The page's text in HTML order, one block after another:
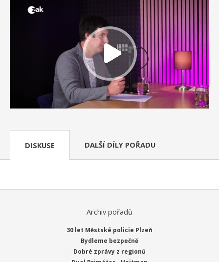
DISKUSE DALŠÍ DÍLY POŘADU
Archiv pořadů
30 let Městské policie Plzeň
Bydleme bezpečně
Dobré zprávy z regionů